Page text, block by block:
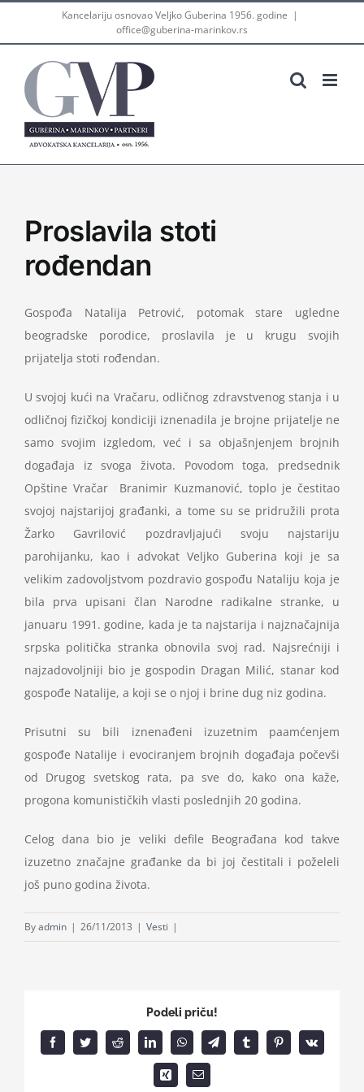
Kancelariju osnovao Veljko Guberina 1956. godine |
office@guberina-marinkov.rs
Proslavila stoti
rođendan
Gospođa Natalija Petrović, potomak stare ugledne
beogradske porodice, proslavila je u krugu svojih
prijatelja stoti rođendan.
U svojoj kući na Vračaru, odličnog zdravstvenog stanja i u
odličnoj fizičkoj kondiciji iznenadila je brojne prijatelje ne
samo svojim izgledom, već i sa objašnjenjem brojnih
događaja iz svoga života. Povodom toga, predsednik
Opštine Vračar Branimir Kuzmanović, toplo je čestitao
svojoj najstarijoj građanki, a tome su se pridružili prota
Žarko Gavrilović pozdravljajući svoju najstariju
parohijanku, kao i advokat Veljko Guberina koji je sa
velikim zadovoljstvom pozdravio gospođu Nataliju koja je
bila prva upisani član Narodne radikalne stranke, u
januaru 1991. godine, kada je ta najstarija i najznačajnija
srpska politička stranka obnovila svoj rad. Najsrećniji i
najzadovoljniji bio je gospodin Dragan Milić, stanar kod
gospođe Natalije, a koji se o njoj i brine dug niz godina.
Prisutni su bili iznenađeni izuzetnim paamćenjem
gospođe Natalije i evociranjem brojnih događaja počevši
od Drugog svetskog rata, pa sve do, kako ona kaže,
progona komunističkih vlasti poslednjih 20 godina.
Celog dana bio je veliki defile Beograđana kod takve
izuzetno značajne građanke da bi joj čestitali i poželeli
još puno godina života.
Byadmin | 26/11/2013 | Vesti |
Podeli priču!
FacebookTwitterReddit LinkedInWhatsAppTelegramTumblrPinterest
Vk
Xing Email